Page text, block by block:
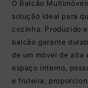
O Balcão
solução ideal para
cozinha. Produzido
balcão garante
de um móvel de alta
espaço interno,
e fruteira,